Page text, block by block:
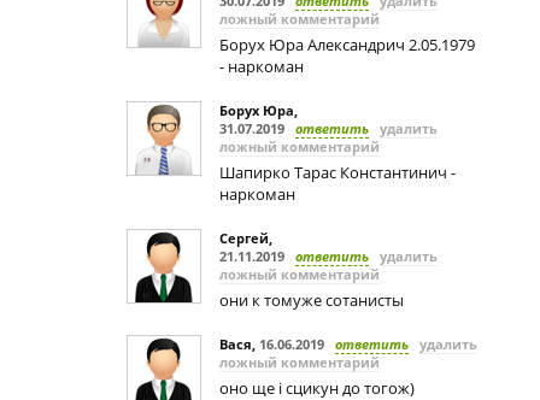
ложный комментарий
Борух Юра Александрич 2.05.1979
- наркоман
Борух Юра,
31.07.2019 ответить удалить
ложный комментарий
Шапирко Тарас Константинич -
наркоман
Сергей,
21.11.2019 ответить удалить
ложный комментарий
они к томуже сотанисты
Вася, 16.06.2019 ответить удалить
ложный комментарий
оно ще i сцикун до тогож)